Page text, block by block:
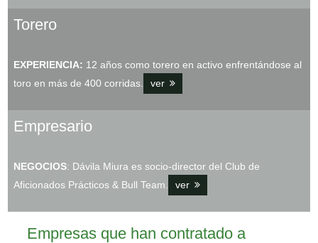
Torero
EXPERIENCIA: 12 años como torero en activo enfrentándose al
toro en más de 400 corridas.
ver
Empresario
NEGOCIOS: Dávila Miura es socio-director del Club de
Aficionados Prácticos & Bull Team.
ver
Empresas que han contratado a